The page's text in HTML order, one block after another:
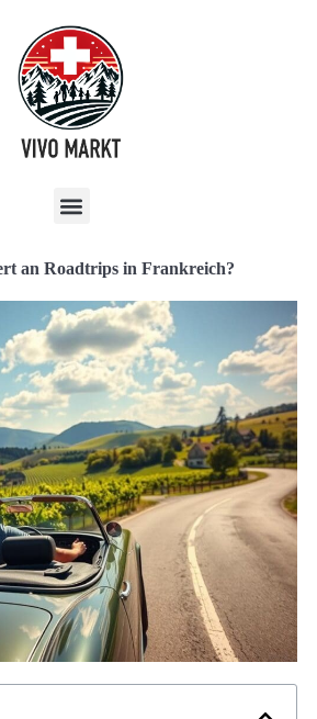
an Roadtrips in Frankreich?